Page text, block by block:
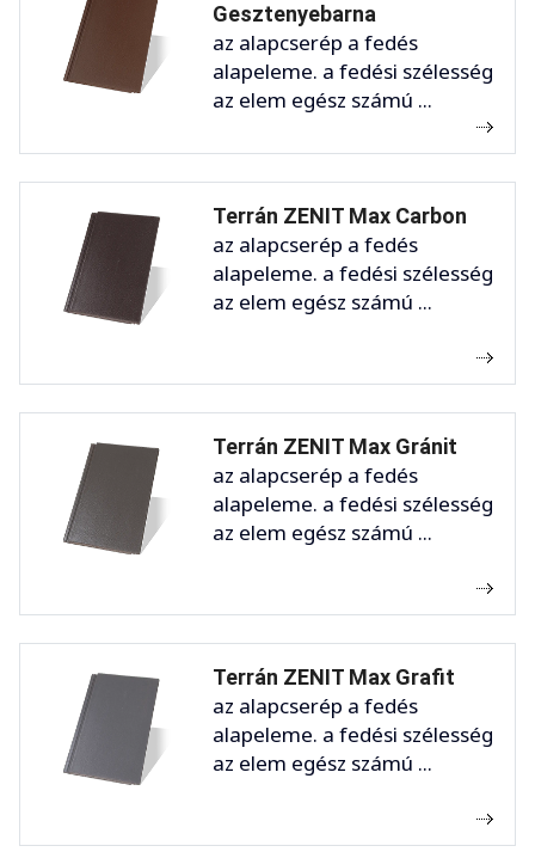
Gesztenyebarna
az alapcserép a fedés
alapeleme. a fedési szélesség
az elem egész számú ...
Terrán ZENIT Max Carbon
az alapcserép a fedés
alapeleme. a fedési szélesség
az elem egész számú ...
Terrán ZENIT Max Gránit
az alapcserép a fedés
alapeleme. a fedési szélesség
az elem egész számú ...
Terrán ZENIT Max Grafit
az alapcserép a fedés
alapeleme. a fedési szélesség
az elem egész számú ...